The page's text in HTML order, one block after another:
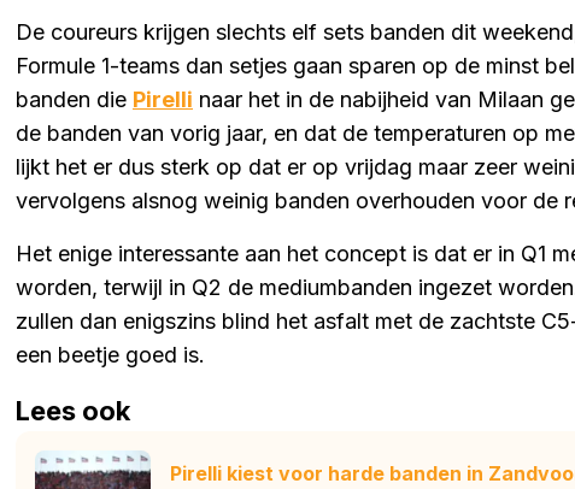
De coureurs krijgen slechts elf sets banden dit
Formule 1-teams dan setjes gaan sparen op de minst
banden die Pirelli naar het in de nabijheid van Milaan
de banden van vorig jaar, en dat de temperaturen op
lijkt het er dus sterk op dat er op vrijdag maar zeer
vervolgens alsnog weinig banden overhouden voor de
Het enige interessante aan het concept is dat er in Q1
worden, terwijl in Q2 de mediumbanden ingezet
zullen dan enigszins blind het asfalt met de zachtste
een beetje goed is.
Lees ook
Pirelli kiest voor harde banden in